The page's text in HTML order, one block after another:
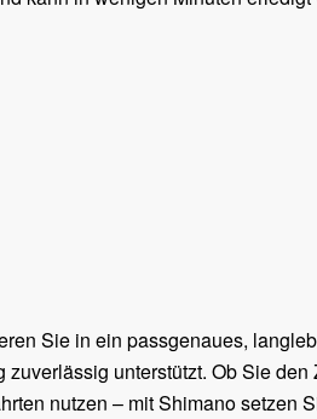
Sie in ein passgenaues,
unterstützt. Ob Sie den
nutzen – mit Shimano setzen